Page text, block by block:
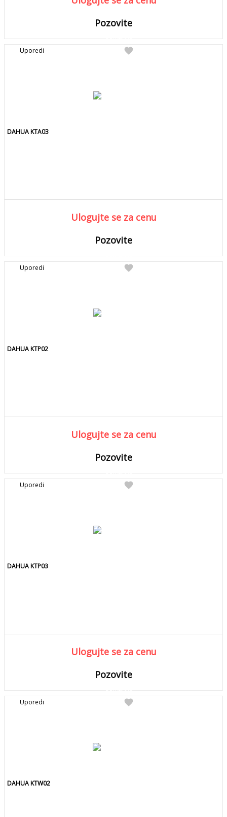
Pozovite
DETALJNIJE
Detaljnijefavorite
Uporedi
DAHUA KTA03
Ulogujte se za cenu
Pozovite
DETALJNIJE
Detaljnijefavorite
Uporedi
DAHUA KTP02
Ulogujte se za cenu
Pozovite
DETALJNIJE
Detaljnijefavorite
Uporedi
DAHUA KTP03
Ulogujte se za cenu
Pozovite
DETALJNIJE
Detaljnijefavorite
Uporedi
DAHUA KTW02